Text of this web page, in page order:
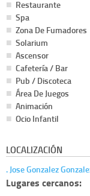
Restaurante
Spa
Zona De Fumadores
Solarium
Ascensor
Cafetería / Bar
Pub / Discoteca
Área De Juegos
Animación
Ocio Infantil
LOCALIZACIÓN
. Jose Gonzalez
Lugares cercanos: